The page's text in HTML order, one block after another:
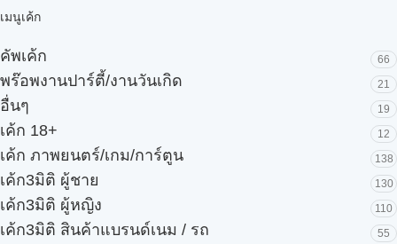
เมนูเค้ก
คัพเค้ก 66
พร๊อพงานปาร์ตี้/งานวันเกิด 21
อื่นๆ 19
เค้ก 18+ 12
เค้ก ภาพยนตร์/เกม/การ์ตูน 138
เค้ก3มิติ ผู้ชาย 130
เค้ก3มิติ ผู้หญิง 110
เค้ก3มิติ สินค้าแบรนด์เนม / รถ 55